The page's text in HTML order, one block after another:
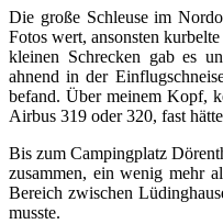
Die große Schleuse im
Fotos wert, ansonsten
kleinen Schrecken gab es
ahnend in der
befand. Über meinem Kopf,
Airbus 319 oder 320, fast
Bis zum Campingplatz
zusammen, ein wenig mehr
Bereich zwischen
musste.